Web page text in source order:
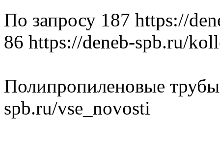
По запросу 187 https://
86 https://deneb-spb.ru/
Полипропиленовые
spb.ru/vse_novosti